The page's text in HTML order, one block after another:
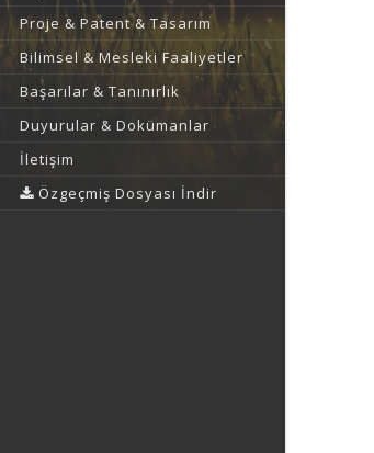
Proje & Patent & Tasarım
Bilimsel & Mesleki Faaliyetler
Başarılar & Tanınırlık
Duyurular & Dokümanlar
İletişim
Özgeçmiş Dosyası İndir